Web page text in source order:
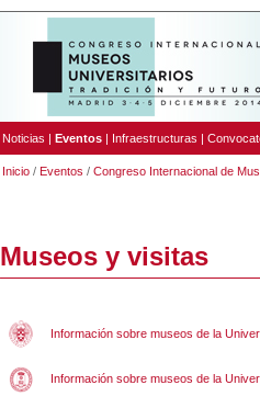
Noticias | Eventos | Infraestructuras |
Inicio / Eventos / Congreso Internacional de
Museos y visitas
Información sobre museos de la
Información sobre museos de la